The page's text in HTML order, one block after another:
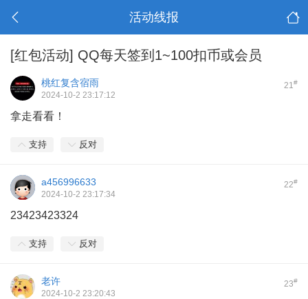
活动线报
[红包活动] QQ每天签到1~100扣币或会员
21#
桃红复含宿雨
2024-10-2 23:17:12
拿走看看！
支持 反对
22#
a456996633
2024-10-2 23:17:34
23423423324
支持 反对
23#
老许
2024-10-2 23:20:43